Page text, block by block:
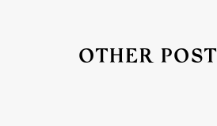
OTHER POST